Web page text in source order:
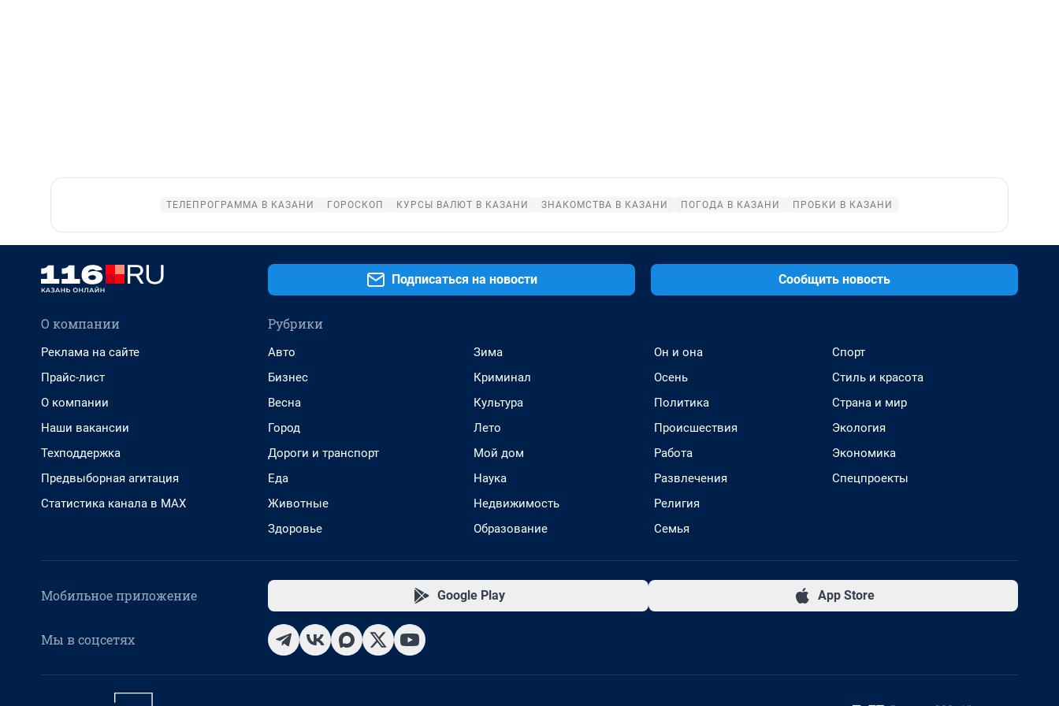
ТЕЛЕПРОГРАММА В КАЗАНИ ГОРОСКОП КУРСЫ ВАЛЮТ В КАЗАНИ ЗНАКОМСТВА В КАЗАНИ ПОГОДА В КАЗАНИ ПРОБКИ В КАЗАНИ
Подписаться на новости Сообщить новость
О компании
Реклама на сайте
Прайс-лист
О компании
Наши вакансии
Техподдержка
Предвыборная агитация
Статистика канала в MAX
Рубрики
Авто
Бизнес
Весна
Город
Дороги и транспорт
Еда
Животные
Здоровье
Зима
Криминал
Культура
Лето
Мой дом
Наука
Недвижимость
Образование
Он и она
Осень
Политика
Происшествия
Работа
Развлечения
Религия
Семья
Спорт
Стиль и красота
Страна и мир
Экология
Экономика
Спецпроекты
Мобильное приложение Google Play App Store
Мы в соцсетях